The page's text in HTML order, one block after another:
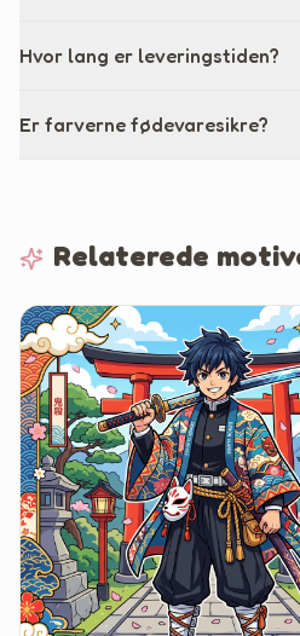
Hvor lang er leveringstiden?
Er farverne fødevaresikre?
Relaterede